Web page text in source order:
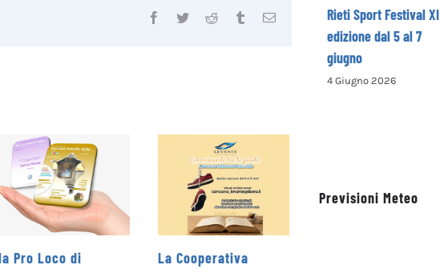
Facebook
TwitterReddit TumblrEmail
La Cooperativa
Rieti Sport Festival XI
Rieti Sport Festival XI
edizione dal 5 al 7
giugno
4 Giugno 2026
Previsioni Meteo